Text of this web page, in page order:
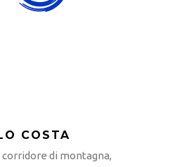
COSTA
di montagna,